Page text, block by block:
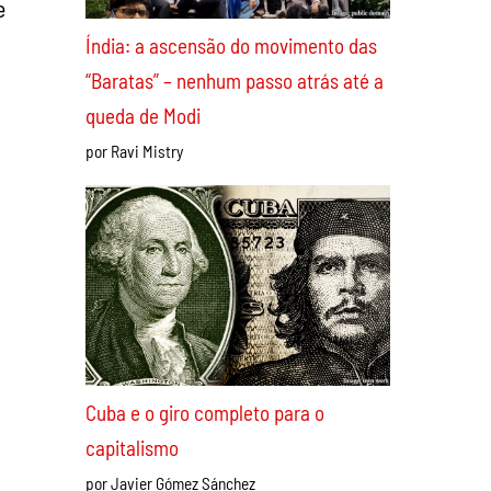
Índia: a ascensão do movimento das
“Baratas” – nenhum passo atrás até a
queda de Modi
por Ravi Mistry